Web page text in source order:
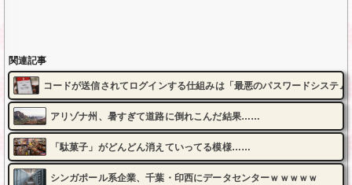
関連記事
コードが送信されてログインする仕組みは「最悪のパスワードシステム
アリゾナ州、暑すぎて道路に倒れこんだ結果……
「駄菓子」がどんどん消えていってる模様……
シンガポール系企業、千葉・印西にデータセンターｗｗｗｗｗ